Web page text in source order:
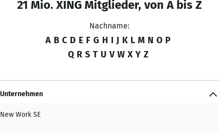
21 Mio. XING Mitglieder, von A bis Z
Nachname:
A B C D E F G H I J K L M N O P
Q R S T U V W X Y Z
Unternehmen
New Work SE